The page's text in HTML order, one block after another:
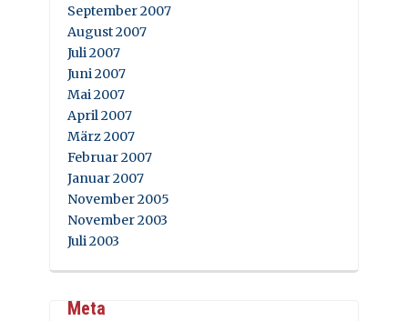
September 2007
August 2007
Juli 2007
Juni 2007
Mai 2007
April 2007
März 2007
Februar 2007
Januar 2007
November 2005
November 2003
Juli 2003
Meta